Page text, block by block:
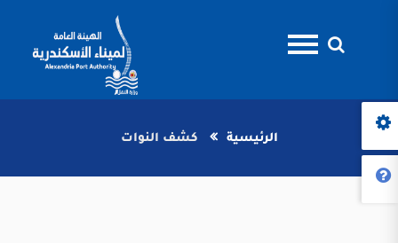
الرئيسية كشف النوات